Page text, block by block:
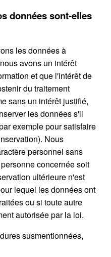
données sont-elles
les données à
avons un intérêt
et que l'intérêt de
du traitement
sans un intérêt justifié,
les données s'il
exemple pour satisfaire
Nous
personnel sans
concernée soit
ultérieure n'est
lequel les données ont
ou si toute autre
autorisée par la loi.
susmentionnées,